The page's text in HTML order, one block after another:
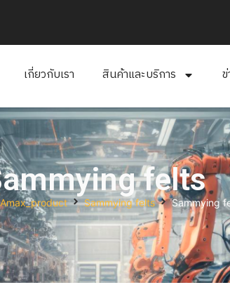
เกี่ยวกับเรา สินค้าและบริการ
felts
Amax_product Sammying felts Sammying